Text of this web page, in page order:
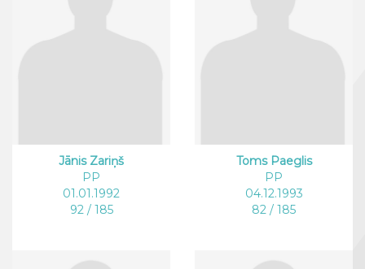
Jānis Zariņš
PP
01.01.1992
92 / 185
Toms Paeglis
PP
04.12.1993
82 / 185